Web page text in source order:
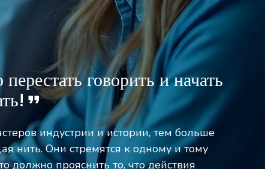
говорить и начать
индустрии и истории, тем больше
нить. Они стремятся к одному и тому
должно прояснить то, что действия